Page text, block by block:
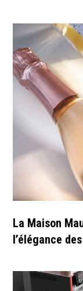
La Maison Mauler présente Rêve
l’élégance